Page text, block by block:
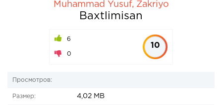
Muhammad Yusuf, Zakriyo
Baxtlimisan
6
0
10
Просмотров:
Размер: 4,02 MB